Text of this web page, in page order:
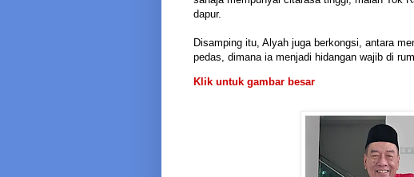
dapur.
Disamping itu, Alyah juga berkongsi, antara
pedas, dimana ia menjadi hidangan wajib di
Klik untuk gambar besar